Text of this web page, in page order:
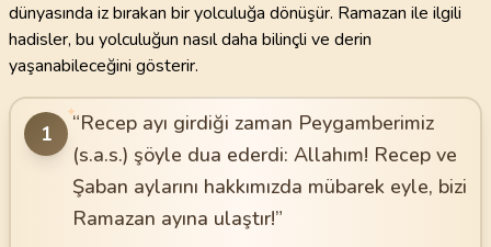
dünyasında iz bırakan bir yolculuğa dönüşür. Ramazan ile ilgili
hadisler, bu yolculuğun nasıl daha bilinçli ve derin
yaşanabileceğini gösterir.
1
✦“Recep ayı girdiği zaman Peygamberimiz
(s.a.s.) şöyle dua ederdi: Allahım! Recep ve
Şaban aylarını hakkımızda mübarek eyle, bizi
Ramazan ayına ulaştır!”